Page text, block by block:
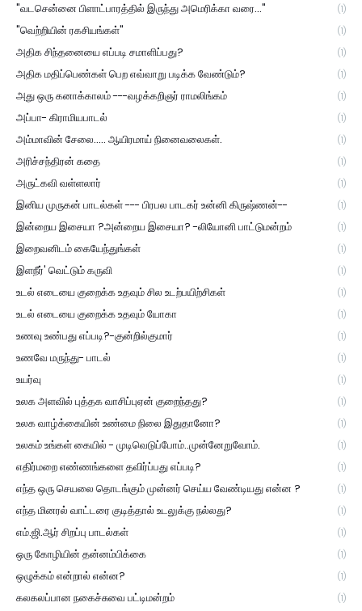
"வடசென்னை பிளாட்பாரத்தில் இருந்து அமெரிக்கா வரை..." (1)
"வெற்றியின் ரகசியங்கள்" (1)
அதிக சிந்தனையை எப்படி சமாளிப்பது? (1)
அதிக மதிப்பெண்கள் பெற எவ்வாறு படிக்க வேண்டும்? (1)
அது ஒரு கனாக்காலம் ---வழக்கறிஞர் ராமலிங்கம் (1)
அப்பா- கிராமியபாடல் (1)
அம்மாவின் சேலை..... ஆயிரமாய் நினைவலைகள். (1)
அரிச்சந்திரன் கதை (1)
அருட்கவி வள்ளலார் (1)
இனிய முருகன் பாடல்கள் --- பிரபல பாடகர் உன்னி கிருஷ்ணன்-- (1)
இன்றைய இசையா ?அன்றைய இசையா? -லியோனி பாட்டுமன்றம் (1)
இறைவனிடம் கையேந்துங்கள் (1)
இளநீர்' வெட்டும் கருவி (1)
உடல் எடையை குறைக்க உதவும் சில உடற்பயிற்சிகள் (1)
உடல் எடையை குறைக்க உதவும் யோகா (1)
உணவு உண்பது எப்படி?-குன்றில்குமார் (1)
உணவே மருந்து- பாடல் (1)
உயர்வு (1)
உலக அளவில் புத்தக வாசிப்புஏன் குறைந்தது? (1)
உலக வாழ்க்கையின் உண்மை நிலை இதுதானோ? (1)
உலகம் உங்கள் கையில் - முடிவெடுப்போம்..முன்னேறுவோம். (1)
எதிர்மறை எண்ணங்களை தவிர்ப்பது எப்படி? (1)
எந்த ஒரு செயலை தொடங்கும் முன்னர் செய்ய வேண்டியது என்ன ? (1)
எந்த மினரல் வாட்டரை குடித்தால் உடலுக்கு நல்லது? (1)
எம்.ஜி.ஆர் சிறப்பு பாடல்கள் (1)
ஒரு கோழியின் தன்னம்பிக்கை (1)
ஒழுக்கம் என்றால் என்ன? (1)
கலகலப்பான நகைச்சுவை பட்டிமன்றம் (1)